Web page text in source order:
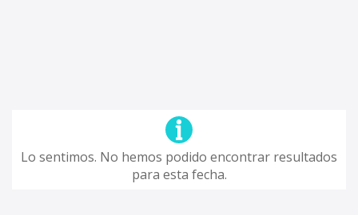
Lo sentimos. No hemos podido encontrar resultados
para esta fecha.